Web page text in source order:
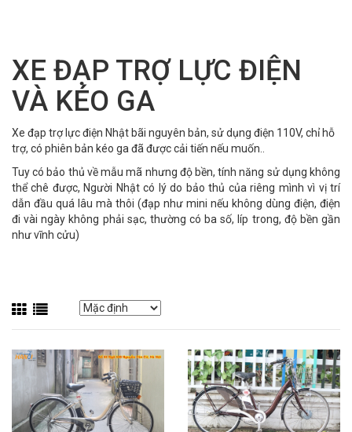
XE ĐẠP TRỢ LỰC ĐIỆN
VÀ KÉO GA
Xe đạp trợ lực điện Nhật bãi nguyên bản, sử dụng điện 110V, chỉ hỗ
trợ, có phiên bản kéo ga đã được cải tiến nếu muốn..
Tuy có bảo thủ về mẫu mã nhưng độ bền, tính năng sử dụng không
thể chê được, Người Nhật có lý do bảo thủ của riêng mình vì vị trí
dẫn đầu quá lâu mà thôi (đạp như mini nếu không dùng điện, điện
đi vài ngày không phải sạc, thường có ba số, líp trong, độ bền gần
như vĩnh cửu)